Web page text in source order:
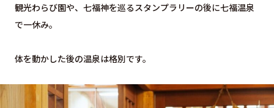
観光わらび園や、七福神を巡るスタンプラリーの後に七福温泉
で一休み。
体を動かした後の温泉は格別です。